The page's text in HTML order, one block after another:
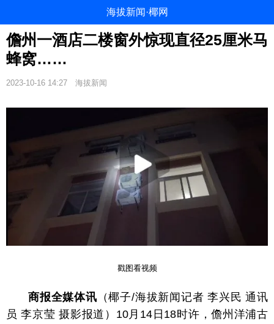
海拔新闻·椰网
儋州一酒店二楼窗外惊现直径25厘米马
蜂窝……
2023-10-16 14:27 海拔新闻
戳图看视频
商报全媒体讯 （椰子/海拔新闻记者 李兴民 通讯
员 李京莹 摄影报道）10月14日18时许，儋州洋浦古